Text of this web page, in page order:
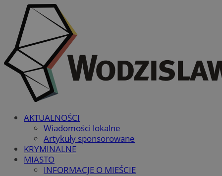
AKTUALNOŚCI
Wiadomości lokalne
Artykuły sponsorowane
KRYMINALNE
MIASTO
INFORMACJE O MIEŚCIE